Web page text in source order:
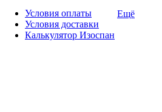
Условия оплаты
Условия доставки
Калькулятор Изоспан
Ещё